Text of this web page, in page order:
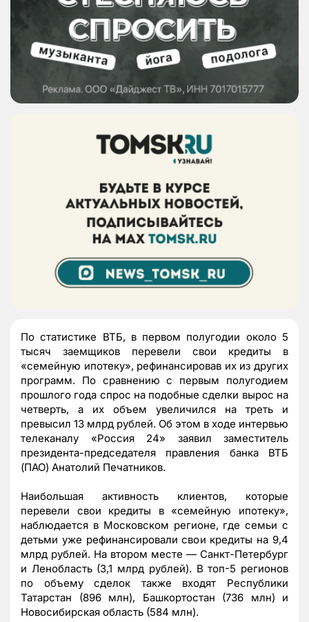
По статистике ВТБ, в первом полугодии около 5
тысяч заемщиков перевели свои кредиты в
«семейную ипотеку», рефинансировав их из других
программ. По сравнению с первым полугодием
прошлого года спрос на подобные сделки вырос на
четверть, а их объем увеличился на треть и
превысил 13 млрд рублей. Об этом в ходе интервью
телеканалу «Россия 24» заявил заместитель
президента-председателя правления банка ВТБ
(ПАО) Анатолий Печатников.
Наибольшая активность клиентов, которые
перевели свои кредиты в «семейную ипотеку»,
наблюдается в Московском регионе, где семьи с
детьми уже рефинансировали свои кредиты на 9,4
млрд рублей. На втором месте — Санкт-Петербург
и Ленобласть (3,1 млрд рублей). В топ-5 регионов
по объему сделок также входят Республики
Татарстан (896 млн), Башкортостан (736 млн) и
Новосибирская область (584 млн).